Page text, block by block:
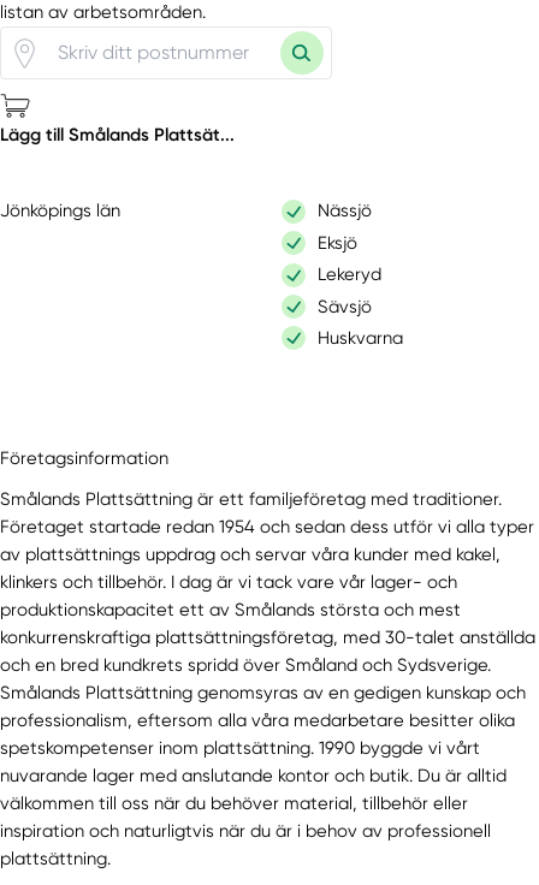
listan av arbetsområden.
Lägg till Smålands Plattsät...
Jönköpings län
Nässjö
Eksjö
Lekeryd
Sävsjö
Huskvarna
Företagsinformation
Smålands Plattsättning är ett familjeföretag med traditioner.
Företaget startade redan 1954 och sedan dess utför vi alla typer
av plattsättnings uppdrag och servar våra kunder med kakel,
klinkers och tillbehör. I dag är vi tack vare vår lager- och
produktionskapacitet ett av Smålands största och mest
konkurrenskraftiga plattsättningsföretag, med 30-talet anställda
och en bred kundkrets spridd över Småland och Sydsverige.
Smålands Plattsättning genomsyras av en gedigen kunskap och
professionalism, eftersom alla våra medarbetare besitter olika
spetskompetenser inom plattsättning. 1990 byggde vi vårt
nuvarande lager med anslutande kontor och butik. Du är alltid
välkommen till oss när du behöver material, tillbehör eller
inspiration och naturligtvis när du är i behov av professionell
plattsättning.